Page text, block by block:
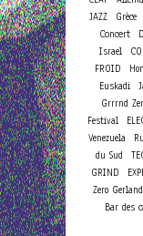
JAZZ
Grèce
Concert
Israel
FROID
Euskadi
Grrrnd
Festival
Venezuela
du Sud
GRIND
Zero Gerland
Bar des